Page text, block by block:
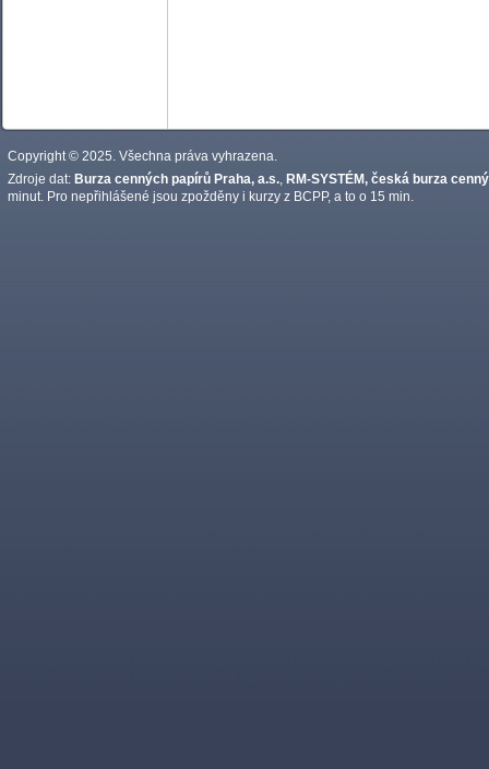
Copyright © 2025. Všechna práva vyhrazena.
Zdroje dat: Burza cenných papírů Praha, a.s. RM-SYSTÉM, česká burza
minut. Pro nepřihlášené jsou zpožděny i kurzy z BCPP, a to o 15 min.